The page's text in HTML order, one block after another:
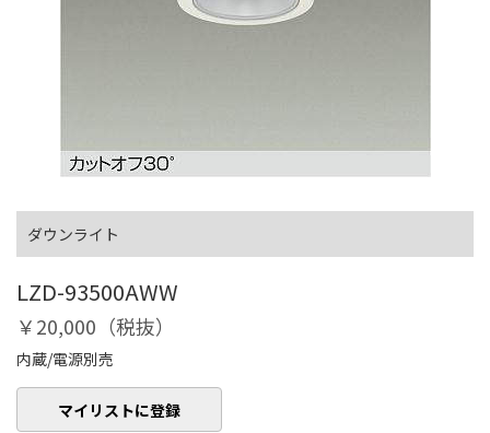
ダウンライト
LZD-93500AWW
￥20,000（税抜）
内蔵/電源別売
マイリストに登録